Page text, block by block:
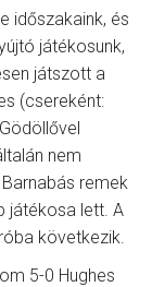
időszakaink, és
játékosunk,
játszott a
(csereként:
nem
remek
játékosa lett. A
következik.
5-0 Hughes